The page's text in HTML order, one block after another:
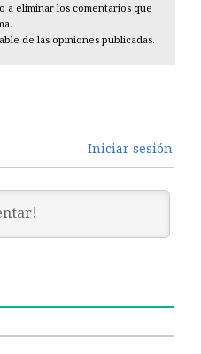
a eliminar los comentarios que
de las opiniones publicadas.
Iniciar sesión